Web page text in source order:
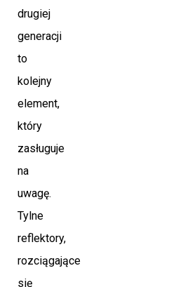
drugiej
generacji
to
kolejny
element,
który
zasługuje
na
uwagę.
Tylne
reflektory,
rozciągające
się